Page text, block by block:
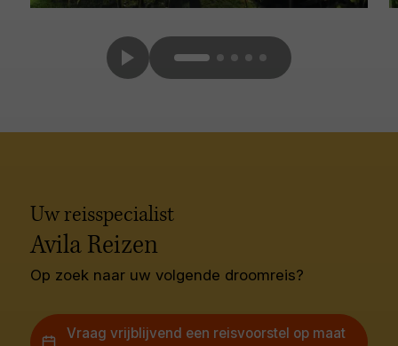
Uw reisspecialist
Avila Reizen
Op zoek naar uw volgende droomreis?
Vraag vrijblijvend een reisvoorstel op maat